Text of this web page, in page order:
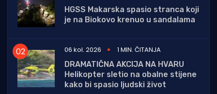
HGSS Makarska spasio stranca koji
je na Biokovo krenuo u sandalama
06 kol. 2026
1 MIN. ČITANJA
DRAMATIČNA AKCIJA NA HVARU
Helikopter sletio na obalne stijene
kako bi spasio ljudski život